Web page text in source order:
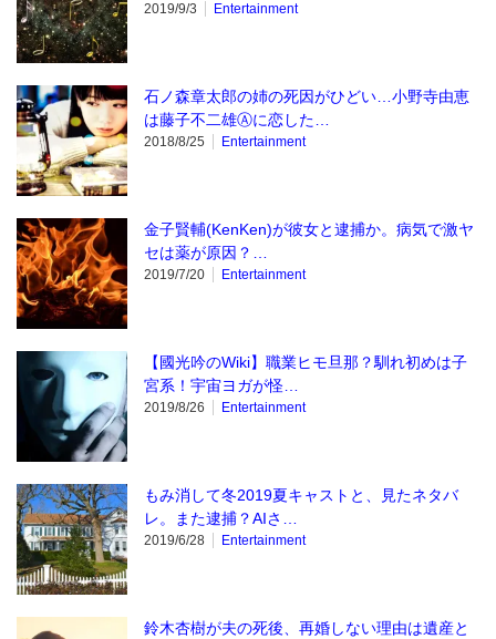
2019/9/3 Entertainment
石ノ森章太郎の姉の死因がひどい…小野寺由恵
は藤子不二雄Ⓐに恋した…
2018/8/25 Entertainment
金子賢輔(KenKen)が彼女と逮捕か。病気で激ヤ
セは薬が原因？…
2019/7/20 Entertainment
【國光吟のWiki】職業ヒモ旦那？馴れ初めは子
宮系！宇宙ヨガが怪…
2019/8/26 Entertainment
もみ消して冬2019夏キャストと、見たネタバ
レ。また逮捕？AIさ…
2019/6/28 Entertainment
鈴木杏樹が夫の死後、再婚しない理由は遺産と